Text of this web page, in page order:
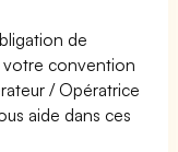
de
votre convention
/ Opératrice
aide dans ces